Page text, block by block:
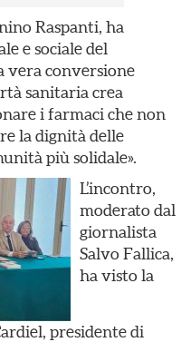
Raspanti, ha
e sociale del
vera conversione
sanitaria crea
i farmaci che non
la dignità delle
più solidale».
L’incontro,
moderato dal
giornalista
Salvo Fallica,
ha visto la
presidente di